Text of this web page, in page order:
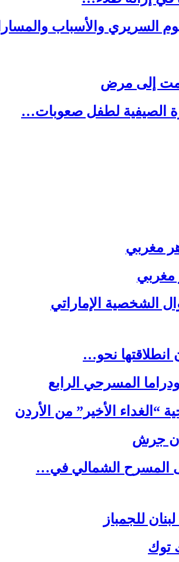
السريري والأسباب
إلى مرض
الصيفية لطفل صعوبات…
مغربي
مغربي
الشخصية الإماراتي
نحو…
المسرحي الرابع
الأخير” من الأردن
جرش
المسرح الشمالي في…
للجمباز
توك